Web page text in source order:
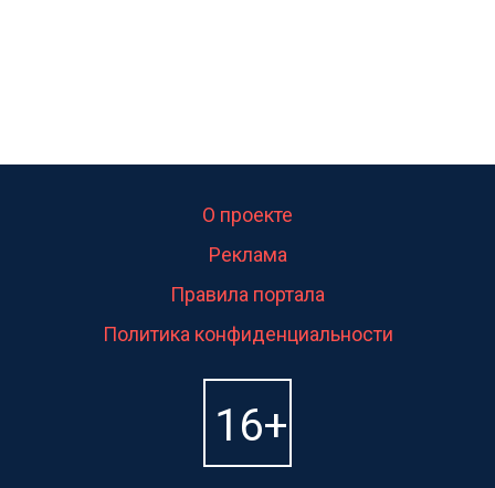
О проекте
Реклама
Правила портала
Политика конфиденциальности